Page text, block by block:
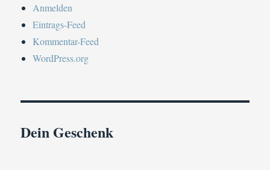
Anmelden
Eintrags-Feed
Kommentar-Feed
WordPress.org
Dein Geschenk